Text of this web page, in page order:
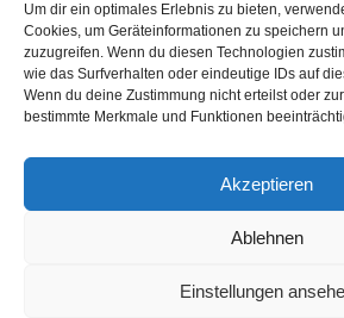
Um dir ein optimales Erlebnis zu bieten,
Cookies, um Geräteinformationen zu speichern
zuzugreifen. Wenn du diesen Technologien
wie das Surfverhalten oder eindeutige IDs auf
Wenn du deine Zustimmung nicht erteilst oder
bestimmte Merkmale und Funktionen
Akzeptieren
Ablehnen
Einstellungen
Informationen
Datenschutzerklärung